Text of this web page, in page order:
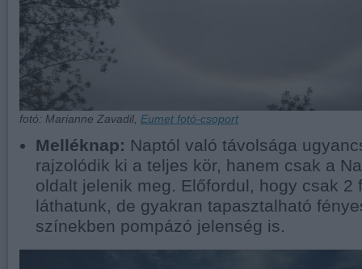
fotó: Marianne Zavadil, Eumet fotó-csoport
Melléknap: Naptól való távolsága
rajzolódik ki a teljes kör, hanem csak a
oldalt jelenik meg. Előfordul, hogy csak 2
láthatunk, de gyakran tapasztalható
színekben pompázó jelenség is.